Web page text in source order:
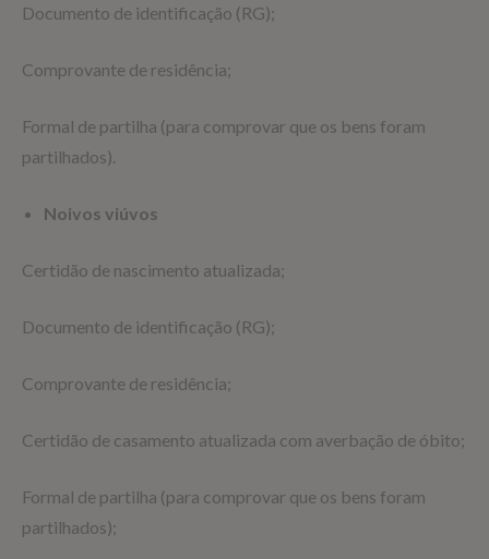
Documento de identificação (RG);
Comprovante de residência;
Formal de partilha (para comprovar que os bens foram
partilhados).
Noivos viúvos
Certidão de nascimento atualizada;
Documento de identificação (RG);
Comprovante de residência;
Certidão de casamento atualizada com averbação de óbito;
Formal de partilha (para comprovar que os bens foram
partilhados);